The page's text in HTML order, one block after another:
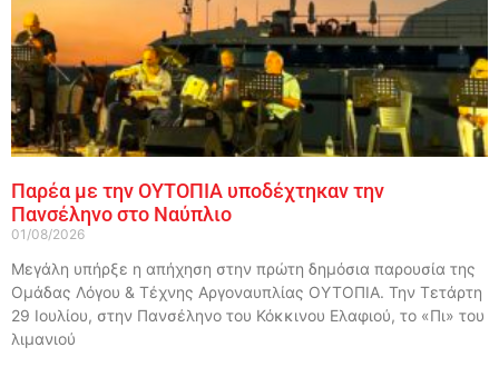
Παρέα με την ΟΥΤΟΠΙΑ υποδέχτηκαν την
Πανσέληνο στο Ναύπλιο
01/08/2026
Μεγάλη υπήρξε η απήχηση στην πρώτη δημόσια παρουσία της
Ομάδας Λόγου & Τέχνης Αργοναυπλίας ΟΥΤΟΠΙΑ. Την Τετάρτη
29 Ιουλίου, στην Πανσέληνο του Κόκκινου Ελαφιού, το «Πι» του
λιμανιού